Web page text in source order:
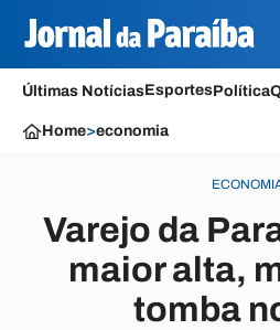
Últimas NotíciasEsportesPolítica
Home>economia
Varejo da
maior alta,
tomba